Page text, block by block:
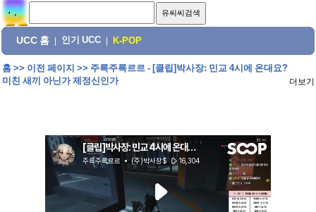
UCC 홈 인기 UCC K-POP
홈>> 이전 페이지 >> 주륵주륵르르 - [클립]박사장: 민교 4시에 온대요?
미친 새끼 아닌가 제정신인가
더보기